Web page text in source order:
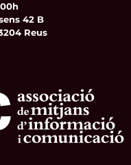
42 B
Reus